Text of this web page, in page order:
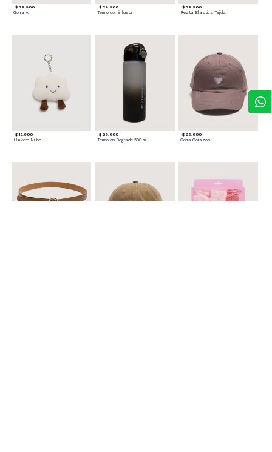
$ 29.900
Gorra A
$ 29.900
Termo con infusor
$ 29.900
Reata Elastica Tejida
$ 12.900
Llavero Nube
$ 29.900
Termo en Degrade 500 ml
$ 29.900
Gorra Corazon